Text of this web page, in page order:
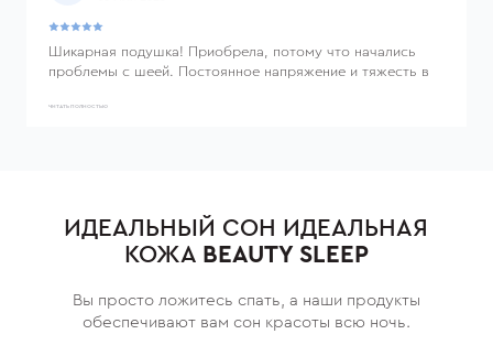
Шикарная подушка! Приобрела, потому что начались
проблемы с шеей. Постоянное напряжение и тяжесть в
сказалась😔моя подушка стала мне настоящей
ЧИТАТЬ ПОЛНОСТЬЮ
ИДЕАЛЬНЫЙ СОН ИДЕАЛЬНАЯ
КОЖА BEAUTY SLEEP
Вы просто ложитесь спать, а наши продукты
обеспечивают вам сон красоты всю ночь.